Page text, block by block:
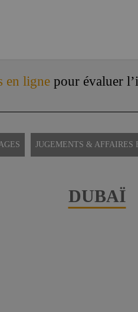
en lignepour évaluer
JUGEMENTS & AFFAIRES
DUBAÏ